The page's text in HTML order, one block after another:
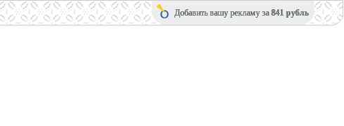
Добавить вашу рекламу за 841 рубль